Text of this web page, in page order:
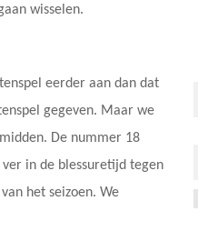
wisselen.
eerder aan dan dat
gegeven. Maar we
De nummer 18
in de blessuretijd tegen
het seizoen. We